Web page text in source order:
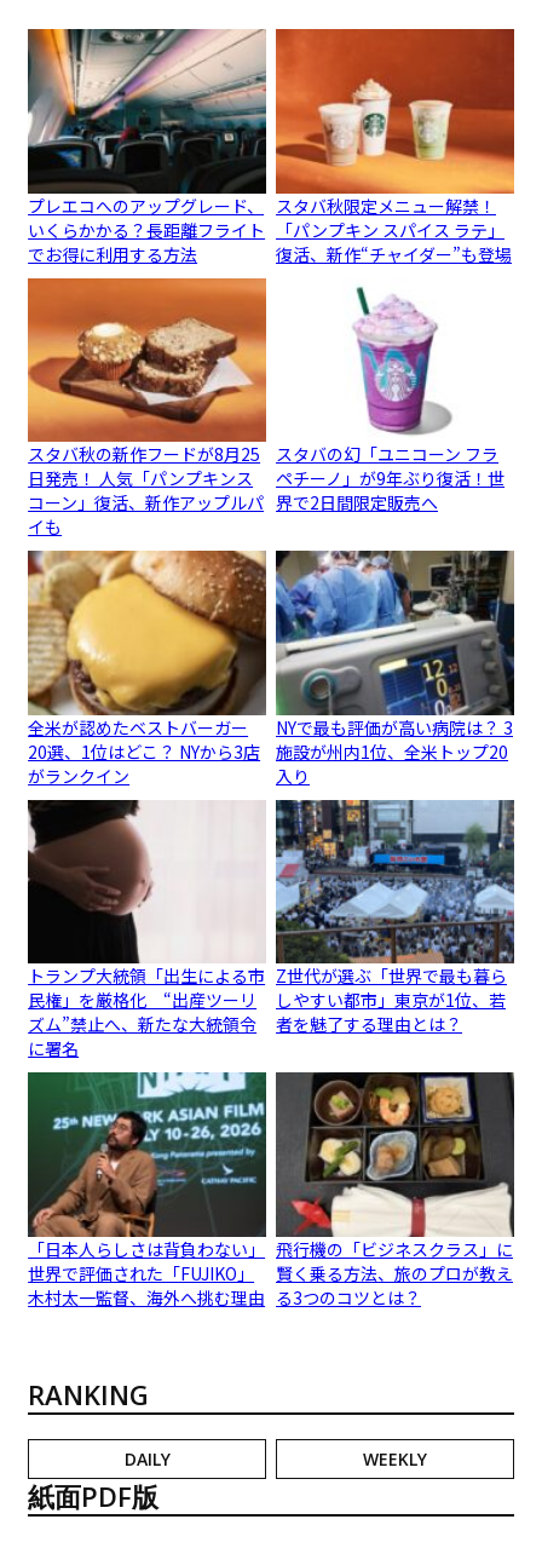
プレエコへのアップグレード、
いくらかかる？長距離フライト
でお得に利用する方法
スタバ秋限定メニュー解禁！
「パンプキン スパイス ラテ」
復活、新作“チャイダー”も登場
スタバ秋の新作フードが8月25
日発売！ 人気「パンプキンス
コーン」復活、新作アップルパ
イも
スタバの幻「ユニコーン フラ
ペチーノ」が9年ぶり復活！世
界で2日間限定販売へ
全米が認めたベストバーガー
20選、1位はどこ？ NYから3店
がランクイン
NYで最も評価が高い病院は？ 3
施設が州内1位、全米トップ20
入り
トランプ大統領「出生による市
民権」を厳格化 “出産ツーリ
ズム”禁止へ、新たな大統領令
に署名
Z世代が選ぶ「世界で最も暮ら
しやすい都市」東京が1位、若
者を魅了する理由とは？
「日本人らしさは背負わない」
世界で評価された「FUJIKO」
木村太一監督、海外へ挑む理由
飛行機の「ビジネスクラス」に
賢く乗る方法、旅のプロが教え
る3つのコツとは？
RANKING
DAILY WEEKLY
紙面PDF版